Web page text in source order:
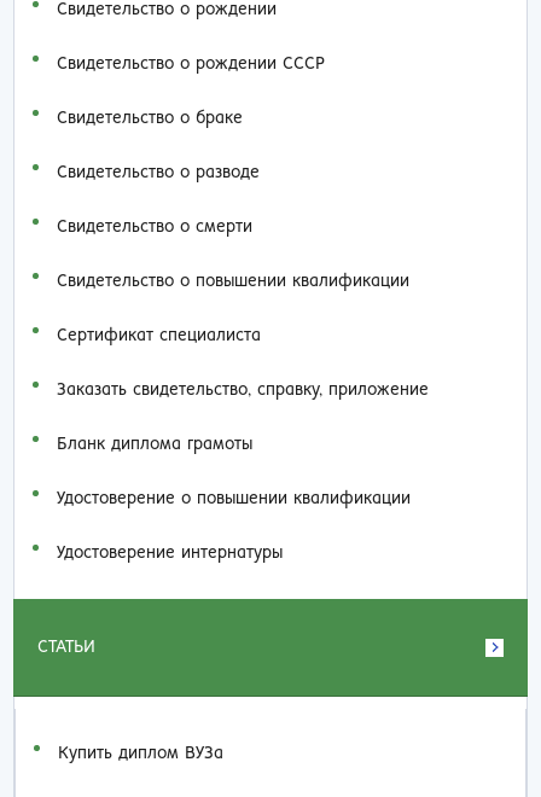
Свидетельство о рождении
Свидетельство о рождении СССР
Свидетельство о браке
Свидетельство о разводе
Свидетельство о смерти
Свидетельство о повышении квалификации
Сертификат специалиста
Заказать cвидетельство, справку, приложение
Бланк диплома грамоты
Удостоверение о повышении квалификации
Удостоверение интернатуры
СТАТЬИ
Купить диплом ВУЗа